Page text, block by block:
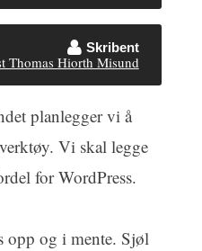
Skribent
Thomas Hiorth Misund
planlegger vi å
Vi skal legge
for WordPress.
opp og i mente. Sjøl